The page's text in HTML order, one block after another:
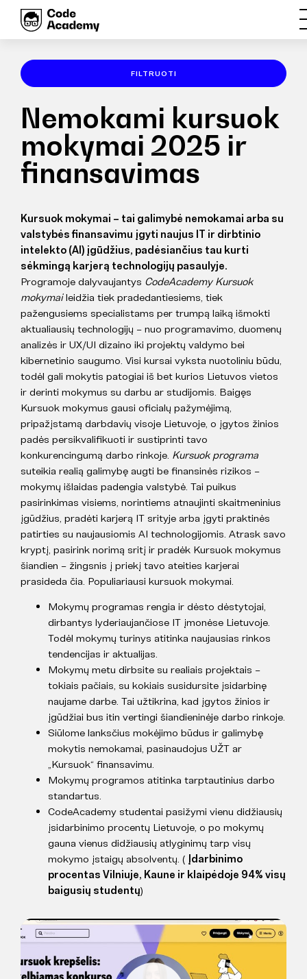
FILTRUOTI
Nemokami kursuok
mokymai 2025 ir
finansavimas
Kursuok mokymai – tai galimybė nemokamai arba su
valstybės finansavimu įgyti naujus IT ir dirbtinio
intelekto (AI) įgūdžius, padėsiančius tau kurti
sėkmingą karjerą technologijų pasaulyje.
Programoje dalyvaujantys CodeAcademy Kursuok
mokymaileidžia tiek pradedantiesiems, tiek
pažengusiems specialistams per trumpą laiką išmokti
aktualiausių technologijų – nuo programavimo, duomenų
analizės ir UX/UI dizaino iki projektų valdymo bei
kibernetinio saugumo. Visi kursai vyksta nuotoliniu būdu,
todėl gali mokytis patogiai iš bet kurios Lietuvos vietos
ir derinti mokymus su darbu ar studijomis. Baigęs
Kursuok mokymus gausi oficialų pažymėjimą,
pripažįstamą darbdavių visoje Lietuvoje, o įgytos žinios
padės persikvalifikuoti ir sustiprinti tavo
konkurencingumą darbo rinkoje. Kursuok programa
suteikia realią galimybę augti be finansinės rizikos –
mokymų išlaidas padengia valstybė. Tai puikus
pasirinkimas visiems, norintiems atnaujinti skaitmeninius
įgūdžius, pradėti karjerą IT srityje arba įgyti praktinės
patirties su naujausiomis AI technologijomis. Atrask savo
kryptį, pasirink norimą sritį ir pradėk Kursuok mokymus
šiandien – žingsnis į priekį tavo ateities karjerai
prasideda čia. Populiariausi kursuok mokymai.
Mokymų programas rengia ir dėsto dėstytojai,
dirbantys lyderiaujančiose IT įmonėse Lietuvoje.
Todėl mokymų turinys atitinka naujausias rinkos
tendencijas ir aktualijas.
Mokymų metu dirbsite su realiais projektais –
tokiais pačiais, su kokiais susidursite įsidarbinę
naujame darbe. Tai užtikrina, kad įgytos žinios ir
įgūdžiai bus itin vertingi šiandieninėje darbo rinkoje.
Siūlome lanksčius mokėjimo būdus ir galimybę
mokytis nemokamai, pasinaudojus UŽT ar
„Kursuok“ finansavimu.
Mokymų programos atitinka tarptautinius darbo
standartus.
CodeAcademy studentai pasižymi vienu didžiausių
įsidarbinimo procentų Lietuvoje, o po mokymų
gauna vienus didžiausių atlyginimų tarp visų
mokymo įstaigų absolventų. ( Įdarbinimo
procentas Vilniuje, Kaune ir klaipėdoje 94% visų
baigusių studentų)